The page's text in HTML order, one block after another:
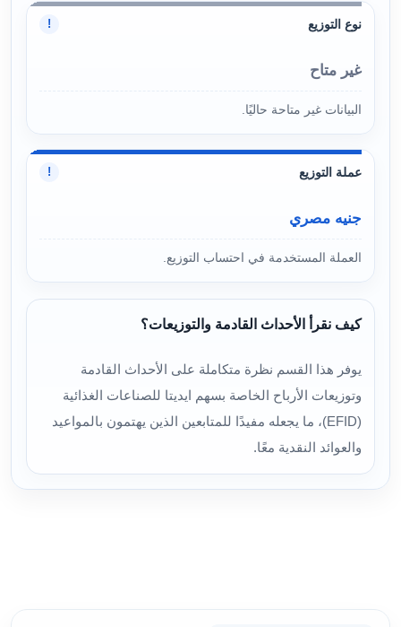
نوع التوزيع !
غير متاح
البيانات غير متاحة حاليًا.
عملة التوزيع !
جنيه مصري
العملة المستخدمة في احتساب التوزيع.
كيف نقرأ الأحداث القادمة والتوزيعات؟
يوفر هذا القسم نظرة متكاملة على الأحداث القادمة
وتوزيعات الأرباح الخاصة بسهم ايديتا للصناعات الغذائية
(EFID)، ما يجعله مفيدًا للمتابعين الذين يهتمون بالمواعيد
والعوائد النقدية معًا.